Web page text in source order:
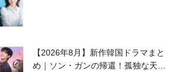
【2026年8月】新作韓国ドラマまと
め｜ソン・ガンの帰還！孤独な天才